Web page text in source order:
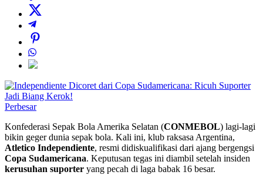
Perbesar
Konfederasi Sepak Bola Amerika Selatan (CONMEBOL) lagi-lagi
bikin geger dunia sepak bola. Kali ini, klub raksasa Argentina,
Atletico Independiente, resmi didiskualifikasi dari ajang bergengsi
Copa Sudamericana. Keputusan tegas ini diambil setelah insiden
kerusuhan suporter yang pecah di laga babak 16 besar.